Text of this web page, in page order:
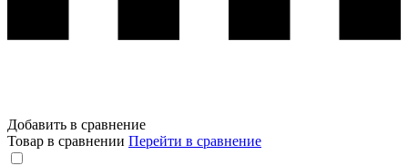
Добавить в сравнение
Товар в сравнении Перейти в сравнение